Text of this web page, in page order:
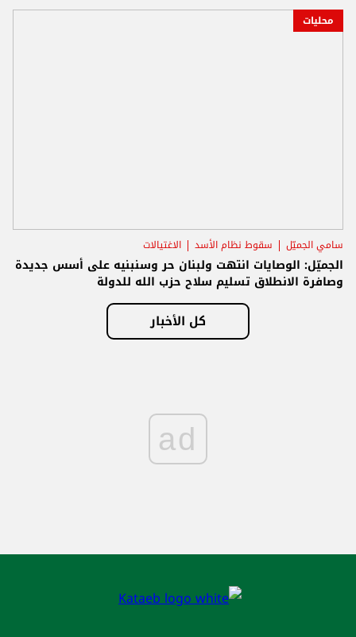
محليات
سامي الجميّل سقوط نظام الأسد الاغتيالات
الجميّل: الوصايات انتهت ولبنان حر وسنبنيه على أسس جديدة
وصافرة الانطلاق تسليم سلاح حزب الله للدولة
كل الأخبار
ad